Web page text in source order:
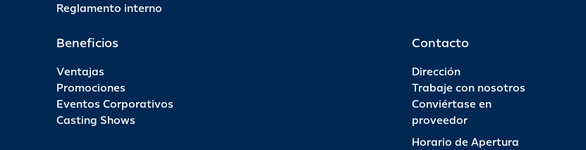
Reglamento interno
Beneficios
Ventajas
Promociones
Eventos Corporativos
Casting Shows
Contacto
Dirección
Trabaje con nosotros
Conviértase en
proveedor
Horario de Apertura